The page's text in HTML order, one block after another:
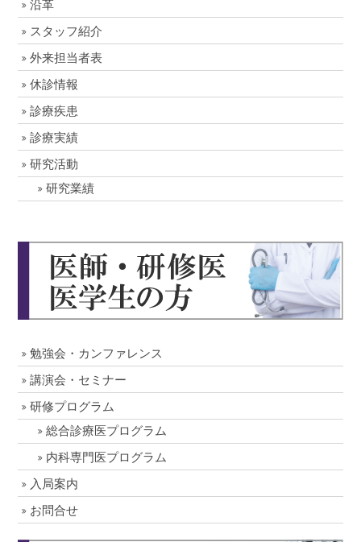
沿革
スタッフ紹介
外来担当者表
休診情報
診療疾患
診療実績
研究活動
研究業績
勉強会・カンファレンス
講演会・セミナー
研修プログラム
総合診療医プログラム
内科専門医プログラム
入局案内
お問合せ